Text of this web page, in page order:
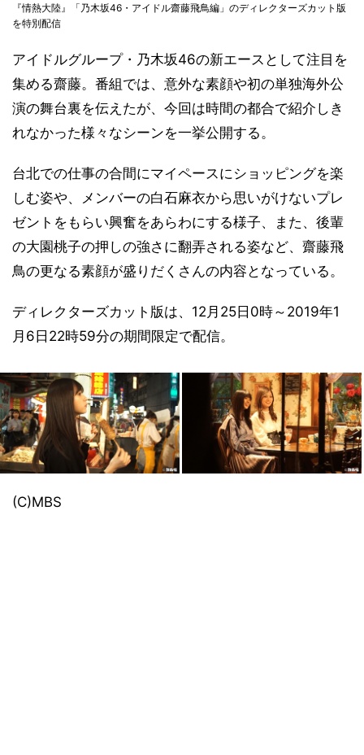
『情熱大陸』「乃木坂46・アイドル齋藤飛鳥編」のディレクターズカット版
を特別配信
アイドルグループ・乃木坂46の新エースとして注目を
集める齋藤。番組では、意外な素顔や初の単独海外公
演の舞台裏を伝えたが、今回は時間の都合で紹介しき
れなかった様々なシーンを一挙公開する。
台北での仕事の合間にマイペースにショッピングを楽
しむ姿や、メンバーの白石麻衣から思いがけないプレ
ゼントをもらい興奮をあらわにする様子、また、後輩
の大園桃子の押しの強さに翻弄される姿など、齋藤飛
鳥の更なる素顔が盛りだくさんの内容となっている。
ディレクターズカット版は、12月25日0時～2019年1
月6日22時59分の期間限定で配信。
(C)MBS